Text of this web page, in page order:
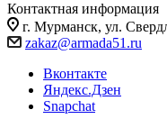
Контактная информация
г. Мурманск, ул.
zakaz@armada51.ru
Вконтакте
Яндекс.Дзен
Snapchat